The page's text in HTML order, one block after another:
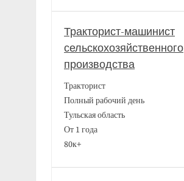
Тракторист-машинист
сельскохозяйственного
производства
Тракторист
Полный рабочий день
Тульская область
От 1 года
80к+